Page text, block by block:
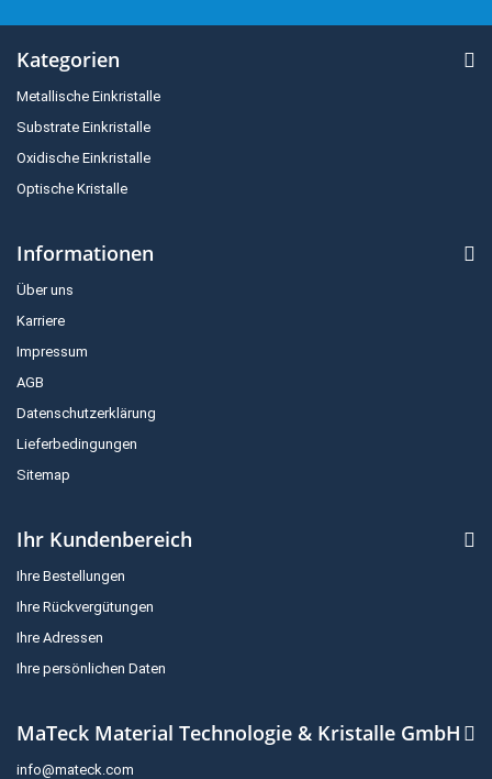
Kategorien
Metallische Einkristalle
Substrate Einkristalle
Oxidische Einkristalle
Optische Kristalle
Informationen
Über uns
Karriere
Impressum
AGB
Datenschutzerklärung
Lieferbedingungen
Sitemap
Ihr Kundenbereich
Ihre Bestellungen
Ihre Rückvergütungen
Ihre Adressen
Ihre persönlichen Daten
MaTeck Material Technologie & Kristalle GmbH
info@mateck.com